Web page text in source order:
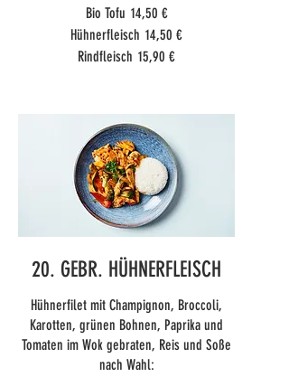
Bio Tofu 14,50 €
Hühnerfleisch 14,50 €
Rindfleisch 15,90 €
20. GEBR. HÜHNERFLEISCH
Hühnerfilet mit Champignon, Broccoli,
Karotten, grünen Bohnen, Paprika und
Tomaten im Wok gebraten, Reis und Soße
nach Wahl: